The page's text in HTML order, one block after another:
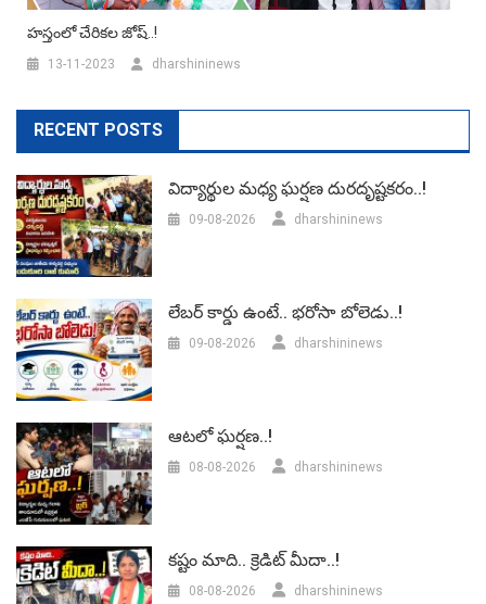
హస్తంలో చేరికల జోష్..!
13-11-2023 dharshininews
RECENT POSTS
విద్యార్థుల మధ్య ఘర్షణ దురదృష్టకరం..!
09-08-2026 dharshininews
లేబర్‌ కార్డు ఉంటే.. భరోసా బోలెడు..!
09-08-2026 dharshininews
ఆటలో ఘర్షణ..!
08-08-2026 dharshininews
కష్టం మాది.. క్రెడిట్ మీదా..!
08-08-2026 dharshininews